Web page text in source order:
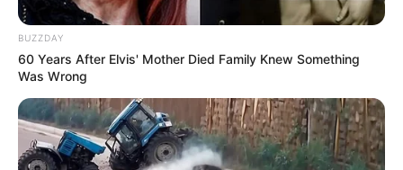
Meilleur pronostic QUINTÉ PRIX MAGIC
NIGHT
Turfomania M : 6 – 1 – 8 – 10 – 3 – 4 – 15 – 13
Le Quinté du jour selon votre horoscope
BUZZDAY
60 Years After Elvis' Mother Died Family Knew Something
Was Wrong